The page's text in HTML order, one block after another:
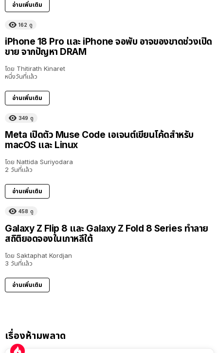
อ่านเพิ่มเติม
162 ดู
iPhone 18 Pro และ iPhone จอพับ อาจของขาดช่วงเปิด
ขาย จากปัญหา DRAM
โดย Thitirath Kinaret
หนึ่งวันที่แล้ว
อ่านเพิ่มเติม
349 ดู
Meta เปิดตัว Muse Code เอเจนต์เขียนโค้ดสำหรับ
macOS และ Linux
โดย Nattida Suriyodara
2 วันที่แล้ว
อ่านเพิ่มเติม
458 ดู
Galaxy Z Flip 8 และ Galaxy Z Fold 8 Series ทำลาย
สถิติยอดจองในเกาหลีใต้
โดย Saktaphat Kordjan
3 วันที่แล้ว
อ่านเพิ่มเติม
เรื่องห้ามพลาด